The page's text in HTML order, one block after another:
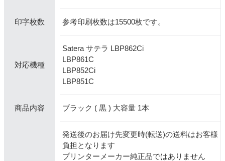
印字枚数 参考印刷枚数は15500枚です。
対応機種
Satera サテラ LBP862Ci
LBP861C
LBP852Ci
LBP851C
商品内容 ブラック ( 黒 ) 大容量 1本
発送後のお届け先変更時(転送)の送料はお客様
負担となります
プリンターメーカー純正品ではありません